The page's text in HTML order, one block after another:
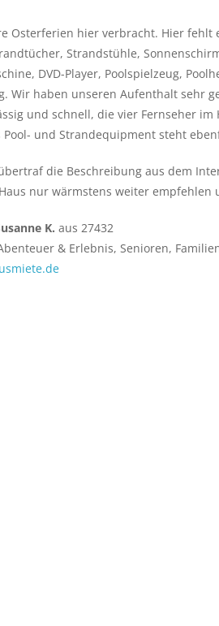
Osterferien hier verbracht. Hier
Strandstühle,
DVD-Player, Poolspielzeug,
Wir haben unseren Aufenthalt sehr
und schnell, die vier Fernseher
Pool- und Strandequipment steht
die Beschreibung aus dem
nur wärmstens weiter
K. aus 27432
& Erlebnis, Senioren,